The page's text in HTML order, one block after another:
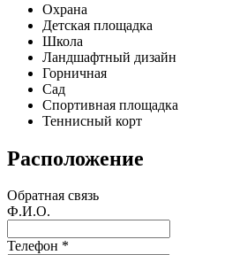
Охрана
Детская площадка
Школа
Ландшафтный дизайн
Горничная
Сад
Спортивная площадка
Теннисный корт
Расположение
Обратная связь
Ф.И.О.
Телефон *